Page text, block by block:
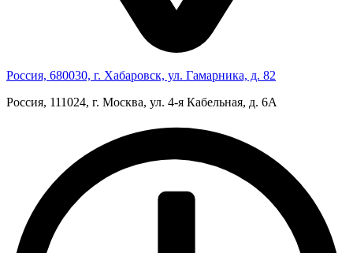
Россия, 680030, г. Хабаровск, ул. Гамарника, д. 82
Россия, 111024, г. Москва, ул. 4‑я Кабельная, д. 6А